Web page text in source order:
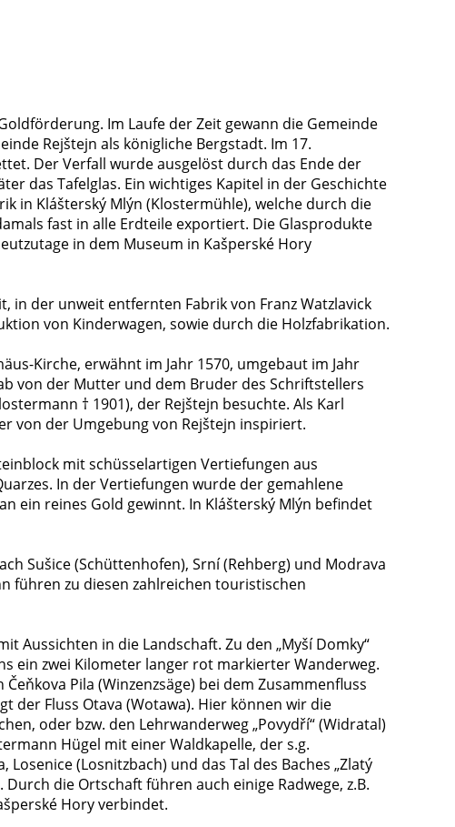
Im Laufe der Zeit gewann die Gemeinde
Rejštejn als königliche Bergstadt. Im 17.
Der Verfall wurde ausgelöst durch das Ende der
das Tafelglas. Ein wichtiges Kapitel in der Geschichte
in Klášterský Mlýn (Klostermühle), welche durch die
fast in alle Erdteile exportiert. Die Glasprodukte
in dem Museum in Kašperské Hory
in der unweit entfernten Fabrik von Franz Watzlavick
von Kinderwagen, sowie durch die Holzfabrikation.
Kirche, erwähnt im Jahr 1570, umgebaut im Jahr
von der Mutter und dem Bruder des Schriftstellers
† 1901), der Rejštejn besuchte. Als Karl
von der Umgebung von Rejštejn inspiriert.
mit schüsselartigen Vertiefungen aus
In der Vertiefungen wurde der gemahlene
ein reines Gold gewinnt. In Klášterský Mlýn befindet
Sušice (Schüttenhofen), Srní (Rehberg) und Modrava
führen zu diesen zahlreichen touristischen
Aussichten in die Landschaft. Zu den „Myší Domky“
ein zwei Kilometer langer rot markierter Wanderweg.
Pila (Winzenzsäge) bei dem Zusammenfluss
der Fluss Otava (Wotawa). Hier können wir die
oder bzw. den Lehrwanderweg „Povydří“ (Widratal)
Hügel mit einer Waldkapelle, der s.g.
(Losnitzbach) und das Tal des Baches „Zlatý
die Ortschaft führen auch einige Radwege, z.B.
Hory verbindet.